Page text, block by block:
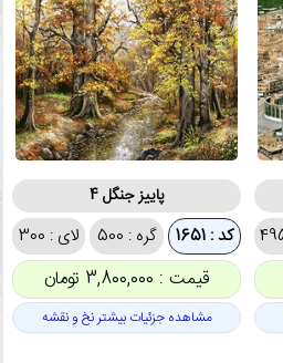
پاییز جنگل 4
کد : 1651 گره : 500 لای : 300
قیمت : 3,800,000 تومان
مشاهده جزئیات بیشتر نخ و نقشه